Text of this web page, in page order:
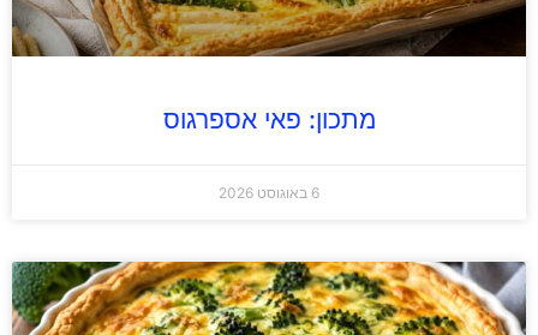
מתכון: פאי אספרגוס
6 באוגוסט 2026